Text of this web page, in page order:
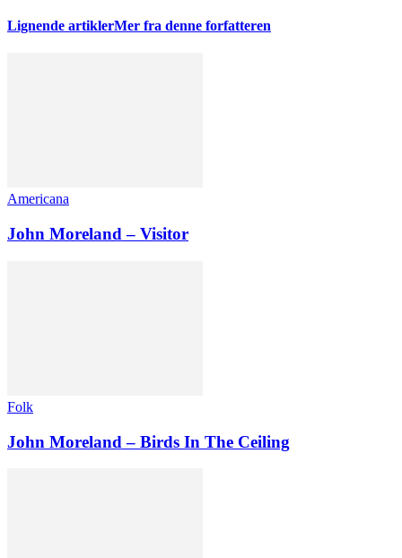
Lignende artiklerMer fra denne forfatteren
Americana
John Moreland – Visitor
Folk
John Moreland – Birds In The Ceiling